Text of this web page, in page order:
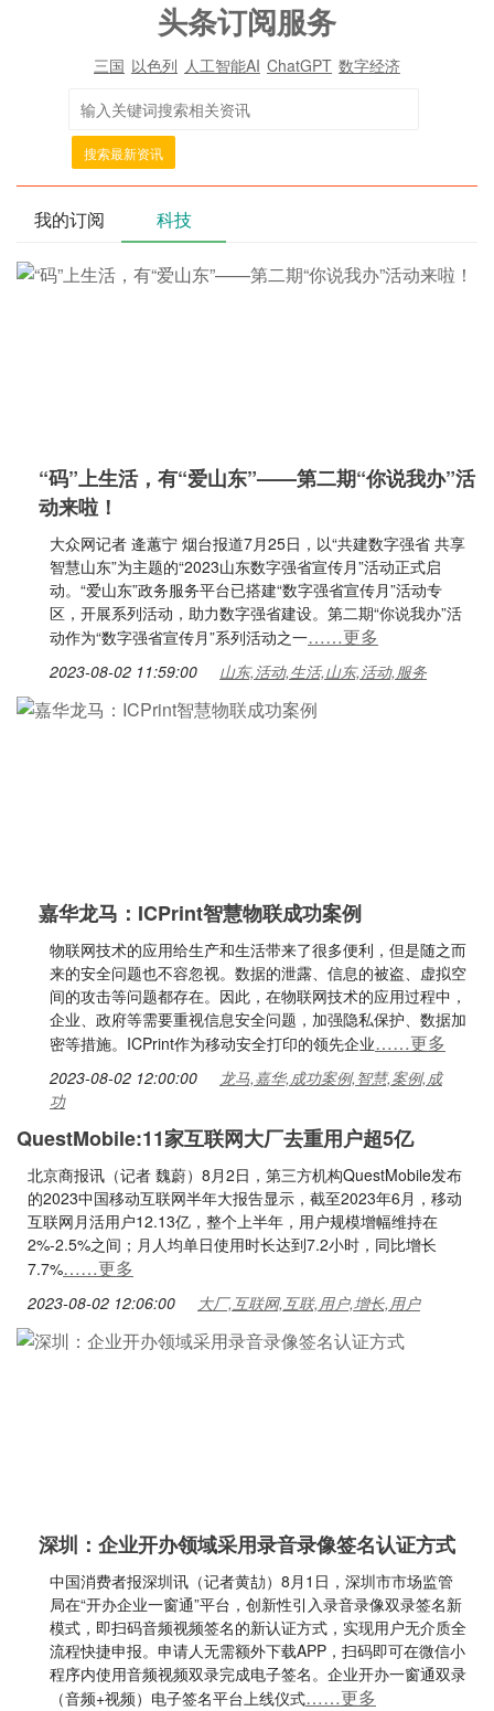
头条订阅服务
三国 以色列 人工智能AI ChatGPT 数字经济
搜索最新资讯
我的订阅 科技
“码”上生活，有“爱山东”——第二期“你说我办”活
动来啦！
大众网记者 逄蕙宁 烟台报道7月25日，以“共建数字强省 共享
智慧山东”为主题的“2023山东数字强省宣传月”活动正式启
动。“爱山东”政务服务平台已搭建“数字强省宣传月”活动专
区，开展系列活动，助力数字强省建设。第二期“你说我办”活
动作为“数字强省宣传月”系列活动之一……更多
2023-08-02 11:59:00 山东,活动,生活,山东,活动,服务
嘉华龙马：ICPrint智慧物联成功案例
物联网技术的应用给生产和生活带来了很多便利，但是随之而
来的安全问题也不容忽视。数据的泄露、信息的被盗、虚拟空
间的攻击等问题都存在。因此，在物联网技术的应用过程中，
企业、政府等需要重视信息安全问题，加强隐私保护、数据加
密等措施。ICPrint作为移动安全打印的领先企业……更多
2023-08-02 12:00:00
龙马,嘉华,成功案例,智慧,案例,成
功
QuestMobile:11家互联网大厂去重用户超5亿
北京商报讯（记者 魏蔚）8月2日，第三方机构QuestMobile发布
的2023中国移动互联网半年大报告显示，截至2023年6月，移动
互联网月活用户12.13亿，整个上半年，用户规模增幅维持在
2%-2.5%之间；月人均单日使用时长达到7.2小时，同比增长
7.7%……更多
2023-08-02 12:06:00 大厂,互联网,互联,用户,增长,用户
深圳：企业开办领域采用录音录像签名认证方式
中国消费者报深圳讯（记者黄劼）8月1日，深圳市市场监管
局在“开办企业一窗通”平台，创新性引入录音录像双录签名新
模式，即扫码音频视频签名的新认证方式，实现用户无介质全
流程快捷申报。申请人无需额外下载APP，扫码即可在微信小
程序内使用音频视频双录完成电子签名。企业开办一窗通双录
（音频+视频）电子签名平台上线仪式……更多